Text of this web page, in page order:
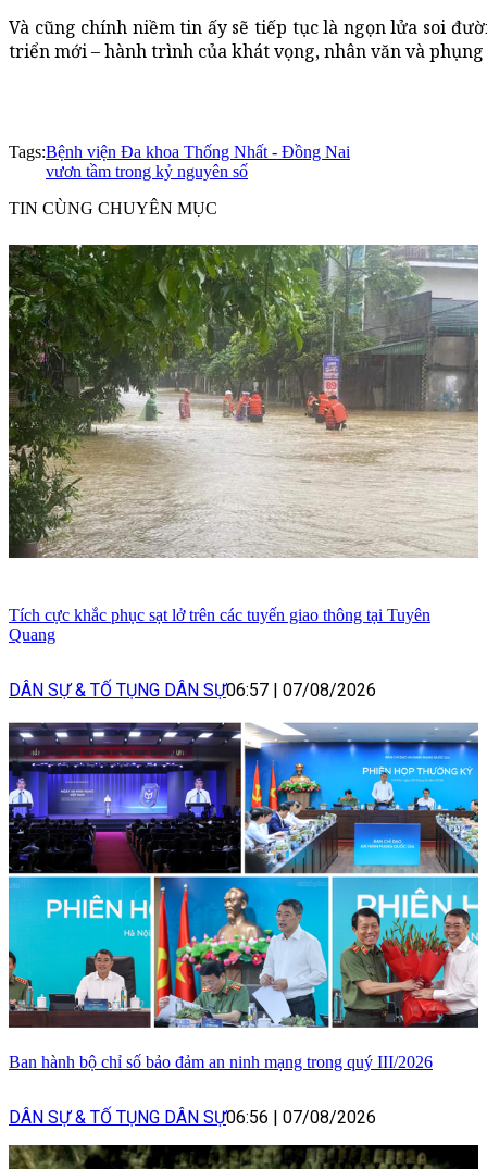
Và cũng chính niềm tin ấy sẽ tiếp tục là ngọn lửa soi
triển mới – hành trình của khát vọng, nhân văn và phụng
Tags:Bệnh viện Đa khoa Thống Nhất - Đồng Nai
vươn tầm trong kỷ nguyên số
TIN CÙNG CHUYÊN MỤC
Tích cực khắc phục sạt lở trên các tuyến giao thông tại Tuyên
Quang
DÂN SỰ & TỐ TỤNG DÂN SỰ06:57 07/08/2026
Ban hành bộ chỉ số bảo đảm an ninh mạng trong quý III/2026
DÂN SỰ & TỐ TỤNG DÂN SỰ06:56 07/08/2026